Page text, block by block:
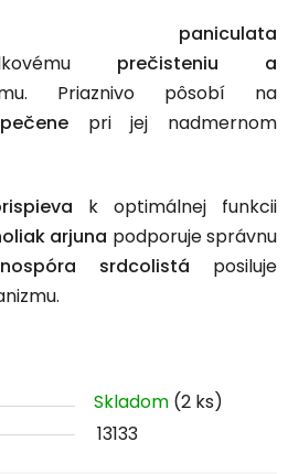
paniculata
prečisteniu a
Priaznivo pôsobí na
pri jej nadmernom
k optimálnej funkcii
arjuna podporuje správnu
srdcolistá
posiluje
Skladom (2 ks)
13133